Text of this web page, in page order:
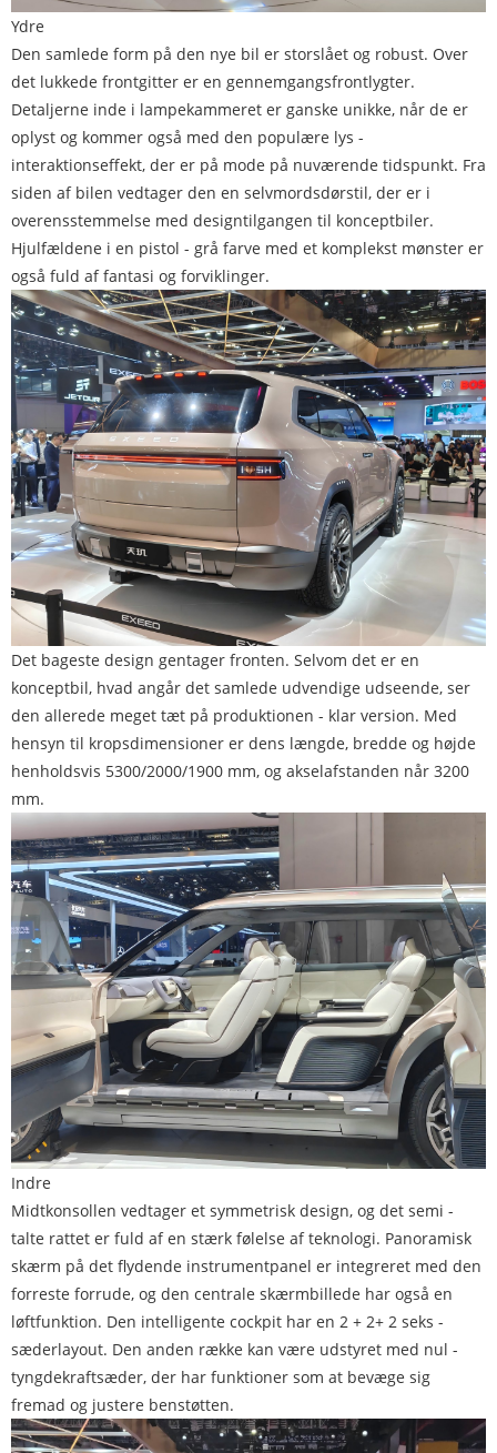
Ydre
Den samlede form på den nye bil er storslået og robust. Over
det lukkede frontgitter er en gennemgangsfrontlygter.
Detaljerne inde i lampekammeret er ganske unikke, når de er
oplyst og kommer også med den populære lys -
interaktionseffekt, der er på mode på nuværende tidspunkt. Fra
siden af ​​bilen vedtager den en selvmordsdørstil, der er i
overensstemmelse med designtilgangen til konceptbiler.
Hjulfældene i en pistol - grå farve med et komplekst mønster er
også fuld af fantasi og forviklinger.
Det bageste design gentager fronten. Selvom det er en
konceptbil, hvad angår det samlede udvendige udseende, ser
den allerede meget tæt på produktionen - klar version. Med
hensyn til kropsdimensioner er dens længde, bredde og højde
henholdsvis 5300/2000/1900 mm, og akselafstanden når 3200
mm.
Indre
Midtkonsollen vedtager et symmetrisk design, og det semi -
talte rattet er fuld af en stærk følelse af teknologi. Panoramisk
skærm på det flydende instrumentpanel er integreret med den
forreste forrude, og den centrale skærmbillede har også en
løftfunktion. Den intelligente cockpit har en 2 + 2+ 2 seks -
sæderlayout. Den anden række kan være udstyret med nul -
tyngdekraftsæder, der har funktioner som at bevæge sig
fremad og justere benstøtten.